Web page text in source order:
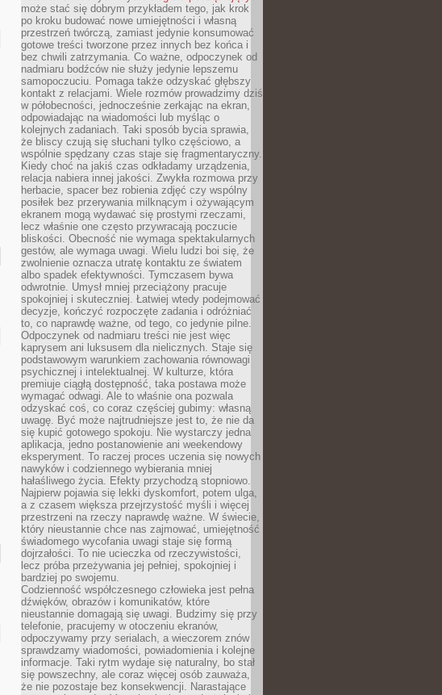
może stać się dobrym przykładem tego, jak krok
po kroku budować nowe umiejętności i własną
przestrzeń twórczą, zamiast jedynie konsumować
gotowe treści tworzone przez innych bez końca i
bez chwili zatrzymania. Co ważne, odpoczynek od
nadmiaru bodźców nie służy jedynie lepszemu
samopoczuciu. Pomaga także odzyskać głębszy
kontakt z relacjami. Wiele rozmów prowadzimy dziś
w półobecności, jednocześnie zerkając na ekran,
odpowiadając na wiadomości lub myśląc o
kolejnych zadaniach. Taki sposób bycia sprawia,
że bliscy czują się słuchani tylko częściowo, a
wspólnie spędzany czas staje się fragmentaryczny.
Kiedy choć na jakiś czas odkładamy urządzenia,
relacja nabiera innej jakości. Zwykła rozmowa przy
herbacie, spacer bez robienia zdjęć czy wspólny
posiłek bez przerywania milknącym i ożywającym
ekranem mogą wydawać się prostymi rzeczami,
lecz właśnie one często przywracają poczucie
bliskości. Obecność nie wymaga spektakularnych
gestów, ale wymaga uwagi. Wielu ludzi boi się, że
zwolnienie oznacza utratę kontaktu ze światem
albo spadek efektywności. Tymczasem bywa
odwrotnie. Umysł mniej przeciążony pracuje
spokojniej i skuteczniej. Łatwiej wtedy podejmować
decyzje, kończyć rozpoczęte zadania i odróżniać
to, co naprawdę ważne, od tego, co jedynie pilne.
Odpoczynek od nadmiaru treści nie jest więc
kaprysem ani luksusem dla nielicznych. Staje się
podstawowym warunkiem zachowania równowagi
psychicznej i intelektualnej. W kulturze, która
premiuje ciągłą dostępność, taka postawa może
wymagać odwagi. Ale to właśnie ona pozwala
odzyskać coś, co coraz częściej gubimy: własną
uwagę. Być może najtrudniejsze jest to, że nie da
się kupić gotowego spokoju. Nie wystarczy jedna
aplikacja, jedno postanowienie ani weekendowy
eksperyment. To raczej proces uczenia się nowych
nawyków i codziennego wybierania mniej
hałaśliwego życia. Efekty przychodzą stopniowo.
Najpierw pojawia się lekki dyskomfort, potem ulga,
a z czasem większa przejrzystość myśli i więcej
przestrzeni na rzeczy naprawdę ważne. W świecie,
który nieustannie chce nas zajmować, umiejętność
świadomego wycofania uwagi staje się formą
dojrzałości. To nie ucieczka od rzeczywistości,
lecz próba przeżywania jej pełniej, spokojniej i
bardziej po swojemu.
Codzienność współczesnego człowieka jest pełna
dźwięków, obrazów i komunikatów, które
nieustannie domagają się uwagi. Budzimy się przy
telefonie, pracujemy w otoczeniu ekranów,
odpoczywamy przy serialach, a wieczorem znów
sprawdzamy wiadomości, powiadomienia i kolejne
informacje. Taki rytm wydaje się naturalny, bo stał
się powszechny, ale coraz więcej osób zauważa,
że nie pozostaje bez konsekwencji. Narastające